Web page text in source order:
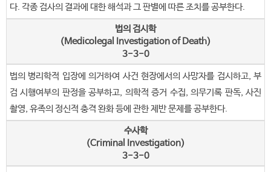
다. 각종 검사의 결과에 대한 해석과 그 판별에 따른 조치를 공부한다.
법의 검시학
(Medicolegal Investigation of Death)
3-3-0
법의 병리학적 입장에 의거하여 사건 현장에서의 사망자를 검시하고, 부
검 시행여부의 판정을 공부하고, 의학적 증거 수집, 의무기록 판독, 사진
촬영, 유족의 정신적 충격 완화 등에 관한 제반 문제를 공부한다.
수사학
(Criminal Investigation)
3-3-0